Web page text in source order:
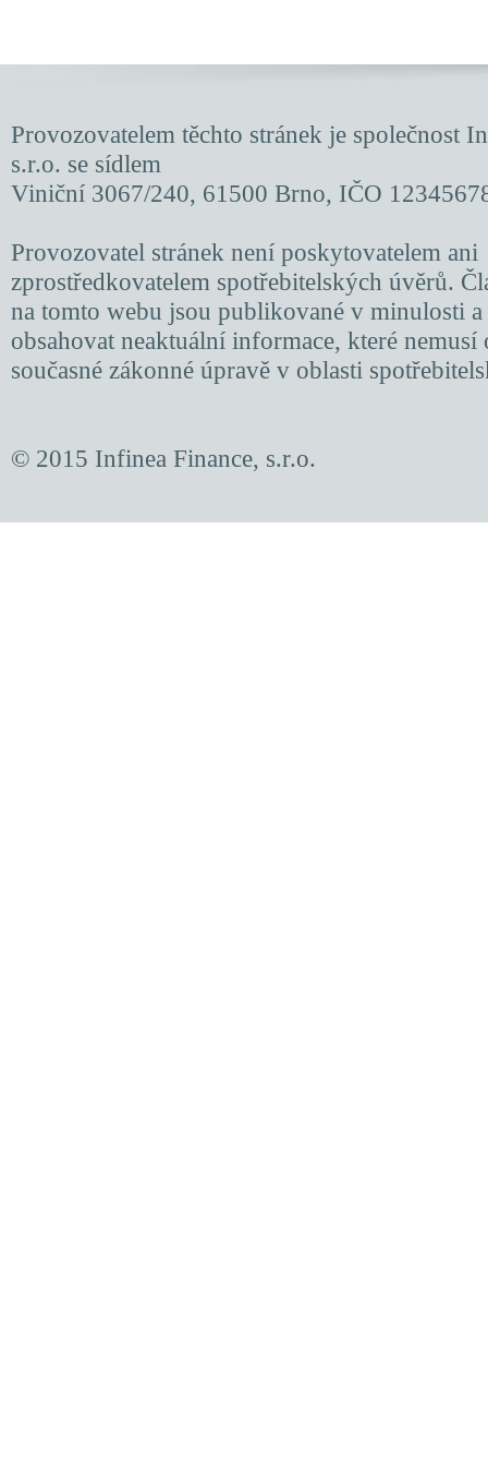
Provozovatelem těchto stránek je společnost
s.r.o. se sídlem
Viniční 3067/240, 61500 Brno, IČO
Provozovatel stránek není poskytovatelem ani
zprostředkovatelem spotřebitelských úvěrů.
na tomto webu jsou publikované v minulosti
obsahovat neaktuální informace, které nemusí
současné zákonné úpravě v oblasti
© 2015 Infinea Finance, s.r.o.